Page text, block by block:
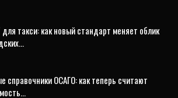
такси: как новый стандарт меняет облик
справочники ОСАГО: как теперь считают